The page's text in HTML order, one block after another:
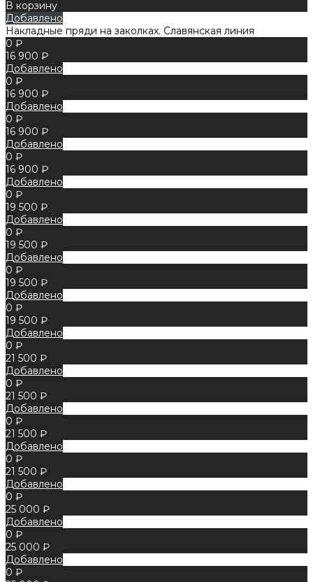
В корзину
Добавлено
Накладные пряди на заколках. Славянская линия
0 ₽
16 900 ₽
Добавлено
0 ₽
16 900 ₽
Добавлено
0 ₽
16 900 ₽
Добавлено
0 ₽
16 900 ₽
Добавлено
0 ₽
19 500 ₽
Добавлено
0 ₽
19 500 ₽
Добавлено
0 ₽
19 500 ₽
Добавлено
0 ₽
19 500 ₽
Добавлено
0 ₽
21 500 ₽
Добавлено
0 ₽
21 500 ₽
Добавлено
0 ₽
21 500 ₽
Добавлено
0 ₽
21 500 ₽
Добавлено
0 ₽
25 000 ₽
Добавлено
0 ₽
25 000 ₽
Добавлено
0 ₽